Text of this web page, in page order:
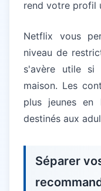
rend votre profil
Netflix vous
niveau de
s'avère utile
maison. Les
plus jeunes en
destinés aux
Séparer